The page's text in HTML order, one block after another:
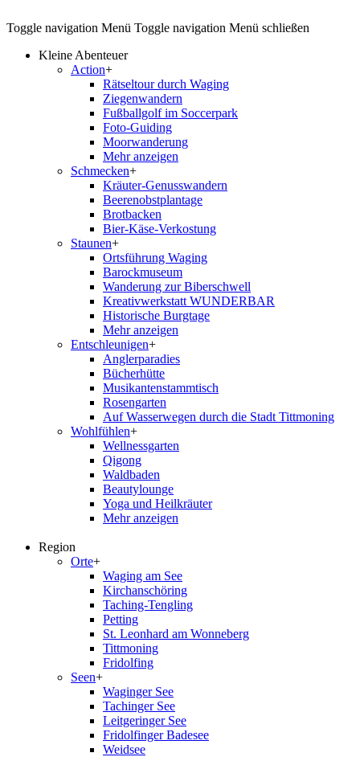
Toggle navigation Menü Toggle navigation Menü schließen
Kleine Abenteuer
Action+
Rätseltour durch Waging
Ziegenwandern
Fußballgolf im Soccerpark
Foto-Guiding
Moorwanderung
Mehr anzeigen
Schmecken+
Kräuter-Genusswandern
Beerenobstplantage
Brotbacken
Bier-Käse-Verkostung
Staunen+
Ortsführung Waging
Barockmuseum
Wanderung zur Biberschwell
Kreativwerkstatt WUNDERBAR
Historische Burgtage
Mehr anzeigen
Entschleunigen+
Anglerparadies
Bücherhütte
Musikantenstammtisch
Rosengarten
Auf Wasserwegen durch die Stadt Tittmoning
Wohlfühlen+
Wellnessgarten
Qigong
Waldbaden
Beautylounge
Yoga und Heilkräuter
Mehr anzeigen
Region
Orte+
Waging am See
Kirchanschöring
Taching-Tengling
Petting
St. Leonhard am Wonneberg
Tittmoning
Fridolfing
Seen+
Waginger See
Tachinger See
Leitgeringer See
Fridolfinger Badesee
Weidsee